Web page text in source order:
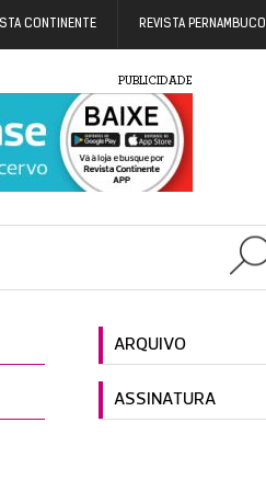
CONTINENTE REVISTA PERNAMBUCO
PUBLICIDADE
ARQUIVO
ASSINATURA